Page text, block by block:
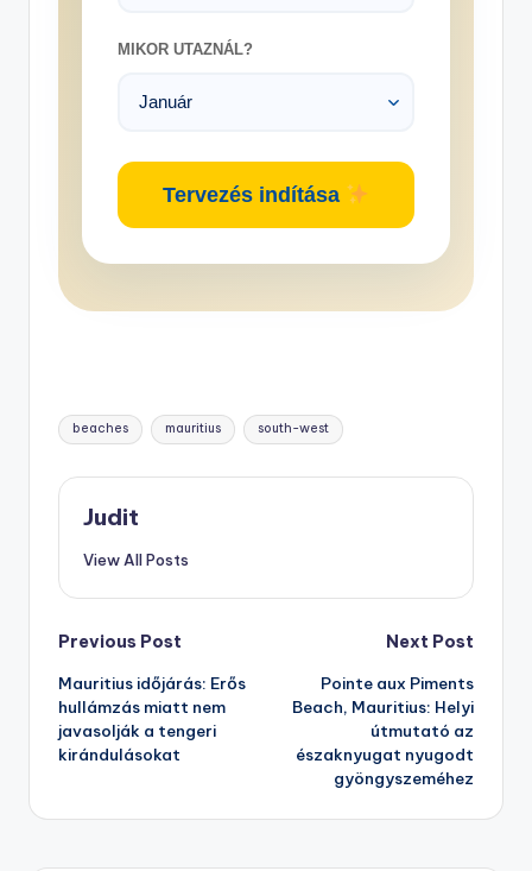
MIKOR UTAZNÁL?
Tervezés indítása
Tags:
beaches mauritius south-west
Judit
View All Posts
Post
navigation
Previous Post
Mauritius időjárás: Erős
hullámzás miatt nem
javasolják a tengeri
kirándulásokat
Next Post
Pointe aux Piments
Beach, Mauritius: Helyi
útmutató az
északnyugat nyugodt
gyöngyszeméhez